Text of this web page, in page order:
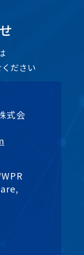
ださい
式会